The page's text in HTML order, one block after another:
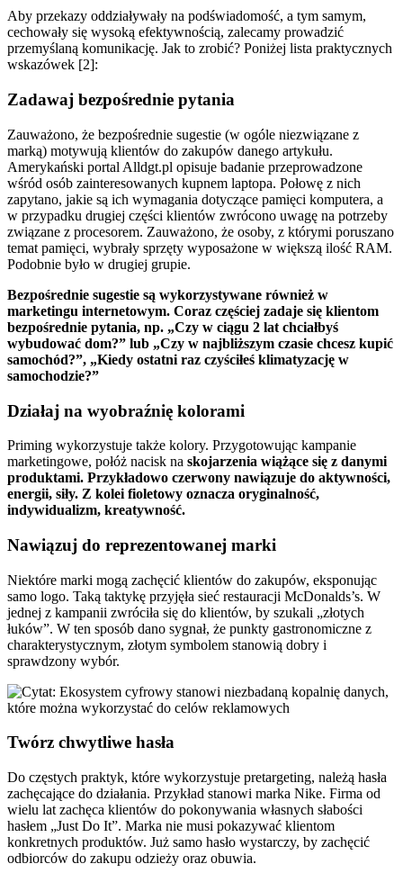
Aby przekazy oddziaływały na podświadomość, a tym samym,
cechowały się wysoką efektywnością, zalecamy prowadzić
przemyślaną komunikację. Jak to zrobić? Poniżej lista praktycznych
wskazówek [2]:
Zadawaj bezpośrednie pytania
Zauważono, że bezpośrednie sugestie (w ogóle niezwiązane z
marką) motywują klientów do zakupów danego artykułu.
Amerykański portal Alldgt.pl opisuje badanie przeprowadzone
wśród osób zainteresowanych kupnem laptopa. Połowę z nich
zapytano, jakie są ich wymagania dotyczące pamięci komputera, a
w przypadku drugiej części klientów zwrócono uwagę na potrzeby
związane z procesorem. Zauważono, że osoby, z którymi poruszano
temat pamięci, wybrały sprzęty wyposażone w większą ilość RAM.
Podobnie było w drugiej grupie.
Bezpośrednie sugestie są wykorzystywane również w
marketingu internetowym. Coraz częściej zadaje się klientom
bezpośrednie pytania, np. „Czy w ciągu 2 lat chciałbyś
wybudować dom?” lub „Czy w najbliższym czasie chcesz kupić
samochód?”, „Kiedy ostatni raz czyściłeś klimatyzację w
samochodzie?”
Działaj na wyobraźnię kolorami
Priming wykorzystuje także kolory. Przygotowując kampanie
marketingowe, połóż nacisk na skojarzenia wiążące się z danymi
produktami. Przykładowo czerwony nawiązuje do aktywności,
energii, siły. Z kolei fioletowy oznacza oryginalność,
indywidualizm, kreatywność.
Nawiązuj do reprezentowanej marki
Niektóre marki mogą zachęcić klientów do zakupów, eksponując
samo logo. Taką taktykę przyjęła sieć restauracji McDonalds’s. W
jednej z kampanii zwróciła się do klientów, by szukali „złotych
łuków”. W ten sposób dano sygnał, że punkty gastronomiczne z
charakterystycznym, złotym symbolem stanowią dobry i
sprawdzony wybór.
Twórz chwytliwe hasła
Do częstych praktyk, które wykorzystuje pretargeting, należą hasła
zachęcające do działania. Przykład stanowi marka Nike. Firma od
wielu lat zachęca klientów do pokonywania własnych słabości
hasłem „Just Do It”. Marka nie musi pokazywać klientom
konkretnych produktów. Już samo hasło wystarczy, by zachęcić
odbiorców do zakupu odzieży oraz obuwia.